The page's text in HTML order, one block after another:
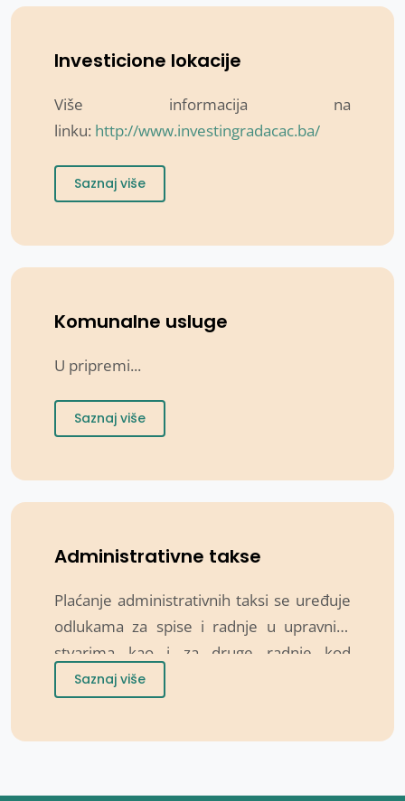
Investicione lokacije
Više informacija na
linku: http://www.investingradacac.ba/
Saznaj više
Komunalne usluge
U pripremi...
Saznaj više
Administrativne takse
Plaćanje administrativnih taksi se uređuje
odlukama za spise i radnje u upravnim
stvarima kao i za druge radnje kod
Gradskog/Općinskog organa uprave i
drugih pravnih lica kojima su Zakonom ili
Saznaj više